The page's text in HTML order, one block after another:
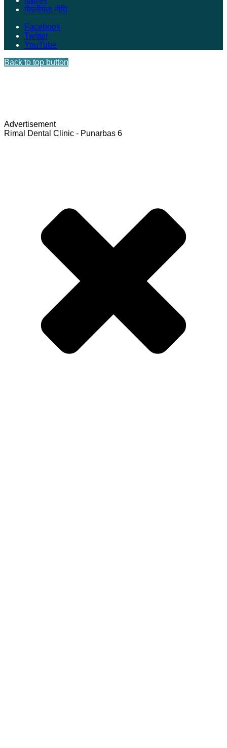
गोपनीयता नीति
Facebook
Twitter
YouTube
Back to top button
Advertisement
Rimal Dental Clinic - Punarbas 6